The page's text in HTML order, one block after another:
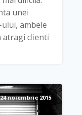
unei
ambele
atragi clienti
24 noiembrie 2015